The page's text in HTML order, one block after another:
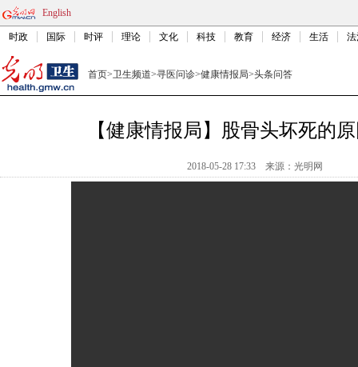
English
时政 国际 时评 理论 文化 科技 教育 经济 生活
首页>卫生频道>寻医问诊>健康情报局>头条问答
【健康情报局】股骨头坏死的
2018-05-28 17:33 来源：光明网